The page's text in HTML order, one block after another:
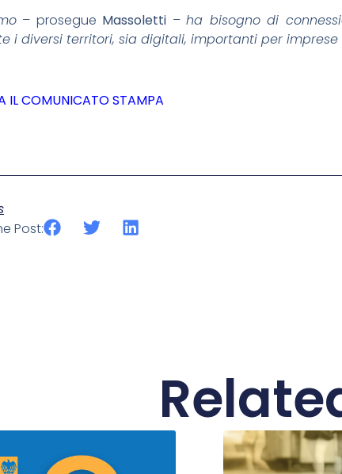
– prosegue Massoletti –ha bisogno di
i diversi territori, sia digitali, importanti per imprese
IL COMUNICATO STAMPA
Post: